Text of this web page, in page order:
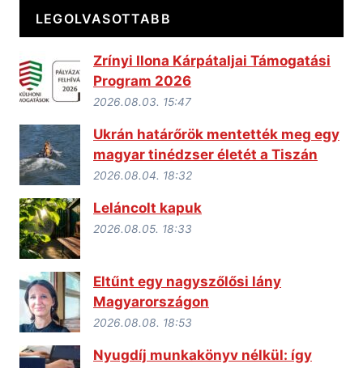
LEGOLVASOTTABB
Zrínyi Ilona Kárpátaljai Támogatási
Program 2026
2026.08.03. 15:47
Ukrán határőrök mentették meg egy
magyar tinédzser életét a Tiszán
2026.08.04. 18:32
Leláncolt kapuk
2026.08.05. 18:33
Eltűnt egy nagyszőlősi lány
Magyarországon
2026.08.08. 18:53
Nyugdíj munkakönyv nélkül: így